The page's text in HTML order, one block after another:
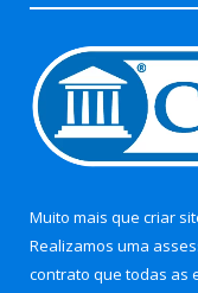
Muito mais que criar
Realizamos uma
contrato que todas as